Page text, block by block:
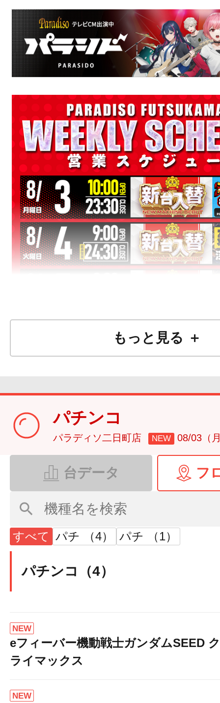
もっと見る ＋
パチンコ
パラディソ二日町店 NEW 08/03（
台データ フ
すべて パチ （4） パチ （1）
パチンコ（4）
NEW
eフィーバー機動戦士ガンダムSEED ク
ライマックス
NEW